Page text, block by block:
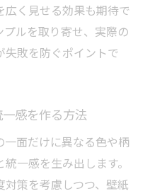
広く見せる効果も期待で
ルを取り寄せ、実際の
敗を防ぐポイントで
感を作る方法
面だけに異なる色や柄
一感を生み出します。
策を考慮しつつ、壁紙